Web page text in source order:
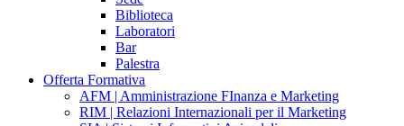
Biblioteca
Laboratori
Bar
Palestra
Offerta Formativa
AFM | Amministrazione FInanza e Marketing
RIM | Relazioni Internazionali per il Marketing